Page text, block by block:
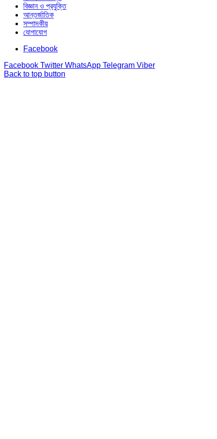
বিজ্ঞান ও প্রযুক্তি
আন্তর্জাতিক
সম্পাদকীয়
যোগাযোগ
Facebook
Facebook Twitter WhatsApp Telegram Viber
Back to top button